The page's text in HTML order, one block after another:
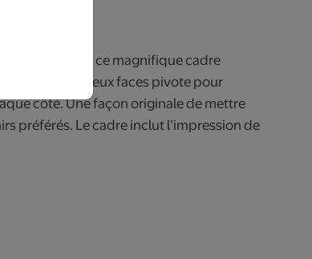
photos avec ce magnifique cadre
panneaux à deux faces pivote pour
côté. Une façon originale de mettre
préférés. Le cadre inclut l’impression de